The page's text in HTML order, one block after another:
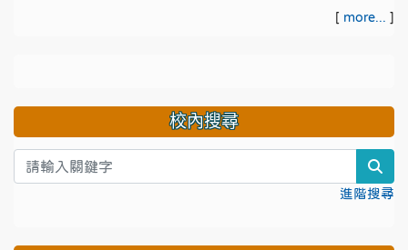
[ more... ]
校內搜尋
進階搜尋